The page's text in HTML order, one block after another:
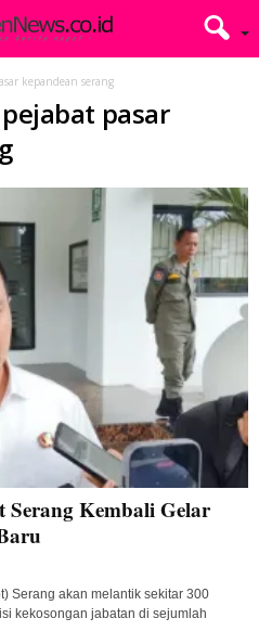
kepandean serang
pasar
Serang Kembali Gelar
Serang akan melantik sekitar 300
kekosongan jabatan di sejumlah